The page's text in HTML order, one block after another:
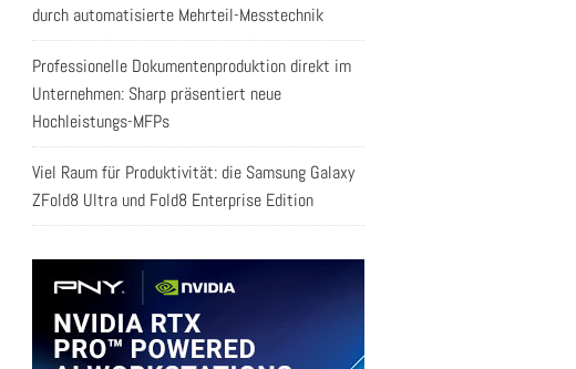
durch automatisierte Mehrteil-Messtechnik
Professionelle Dokumentenproduktion direkt im
Unternehmen: Sharp präsentiert neue
Hochleistungs-MFPs
Viel Raum für Produktivität: die Samsung Galaxy
ZFold8 Ultra und Fold8 Enterprise Edition